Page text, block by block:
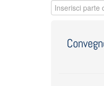
Inserisci parte del